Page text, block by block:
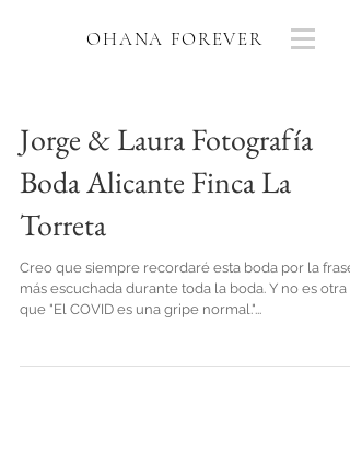
OHANA FOREVER
Jorge & Laura Fotografía
Boda Alicante Finca La
Torreta
Creo que siempre recordaré esta boda por la frase
más escuchada durante toda la boda. Y no es otra
que "El COVID es una gripe normal."...